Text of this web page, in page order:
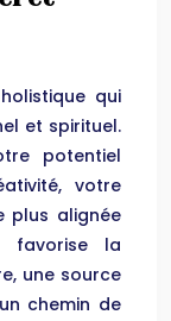
qui
et spirituel.
potentiel
votre
plus alignée
favorise la
une source
chemin de